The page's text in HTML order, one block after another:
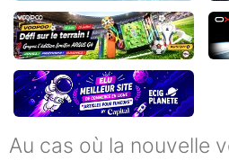
Au cas où la nouvelle